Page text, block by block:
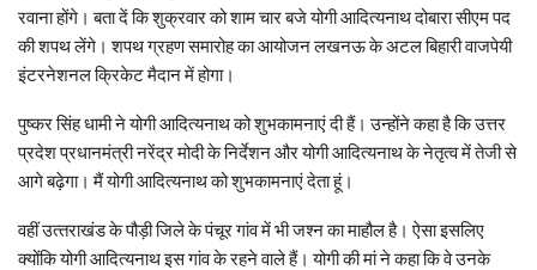
रवाना होंगे। बता दें क‍ि शुक्रवार को शाम चार बजे योगी आदित्‍यनाथ दोबारा सीएम पद
की शपथ लेंगे। शपथ ग्रहण समारोह का आयोजन लखनऊ के अटल बिहारी वाजपेयी
इंटरनेशनल क्रिकेट मैदान में होगा।
पुष्कर सिंह धामी ने योगी आदित्‍यनाथ को शुभकामनाएं दी हैं। उन्‍होंने कहा है कि उत्तर
प्रदेश प्रधानमंत्री नरेंद्र मोदी के निर्देशन और योगी आदित्‍यनाथ के नेतृत्व में तेजी से
आगे बढ़ेगा। मैं योगी आदित्‍यनाथ को शुभकामनाएं देता हूं।
वहीं उत्‍तराखंड के पौड़ी जिले के पंचूर गांव में भी जश्‍न का माहौल है। ऐसा इसलिए
क्‍योंकि योगी आदित्‍यनाथ इस गांव के रहने वाले हैं। योगी की मां ने कहा कि वे उनके